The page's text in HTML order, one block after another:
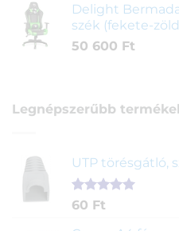
Delight
szék (fekete-
50 600 Ft
Legnépszerűbb
UTP törésgátló,
Értékelés
ből,
1
60 Ft